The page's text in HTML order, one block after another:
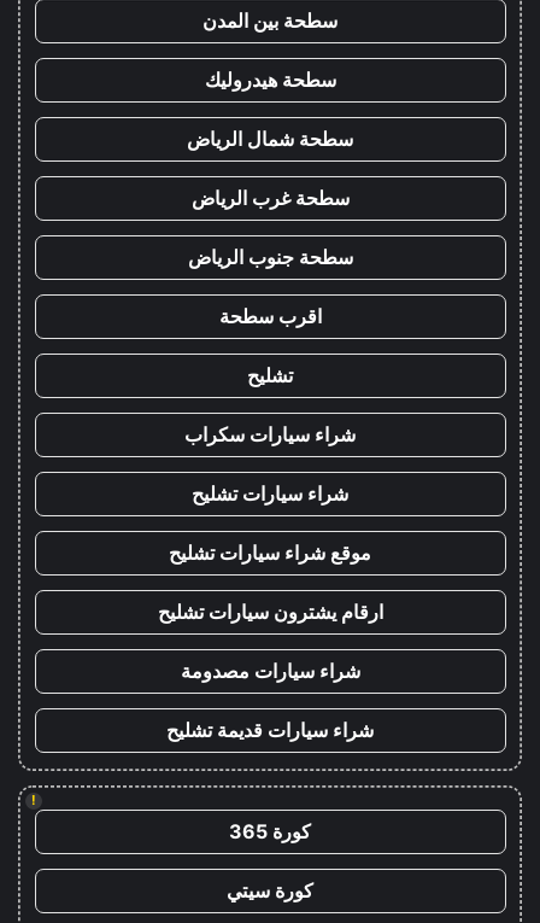
سطحة بين المدن
سطحة هيدروليك
سطحة شمال الرياض
سطحة غرب الرياض
سطحة جنوب الرياض
اقرب سطحة
تشليح
شراء سيارات سكراب
شراء سيارات تشليح
موقع شراء سيارات تشليح
ارقام يشترون سيارات تشليح
شراء سيارات مصدومة
شراء سيارات قديمة تشليح
!
كورة 365
كورة سيتي